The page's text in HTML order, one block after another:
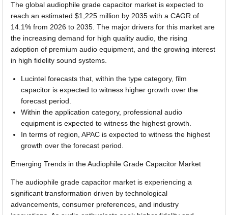
The global audiophile grade capacitor market is expected to
reach an estimated $1,225 million by 2035 with a CAGR of
14.1% from 2026 to 2035. The major drivers for this market are
the increasing demand for high quality audio, the rising
adoption of premium audio equipment, and the growing interest
in high fidelity sound systems.
Lucintel forecasts that, within the type category, film
capacitor is expected to witness higher growth over the
forecast period.
Within the application category, professional audio
equipment is expected to witness the highest growth.
In terms of region, APAC is expected to witness the highest
growth over the forecast period.
Emerging Trends in the Audiophile Grade Capacitor Market
The audiophile grade capacitor market is experiencing a
significant transformation driven by technological
advancements, consumer preferences, and industry